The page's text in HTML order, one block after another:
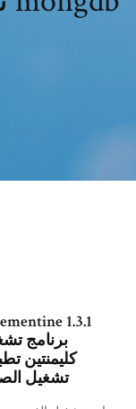
برنامج
كليمنتين
تشغيل